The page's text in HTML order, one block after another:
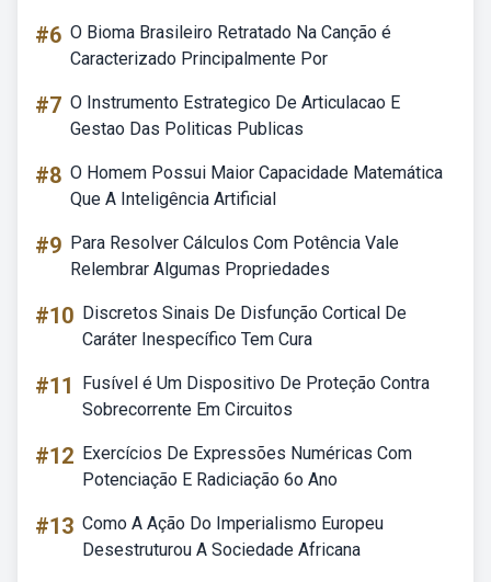
#6 O Bioma Brasileiro Retratado Na Canção é
Caracterizado Principalmente Por
#7 O Instrumento Estrategico De Articulacao E
Gestao Das Politicas Publicas
#8 O Homem Possui Maior Capacidade Matemática
Que A Inteligência Artificial
#9 Para Resolver Cálculos Com Potência Vale
Relembrar Algumas Propriedades
#10 Discretos Sinais De Disfunção Cortical De
Caráter Inespecífico Tem Cura
#11
Fusível é Um Dispositivo De Proteção Contra
Sobrecorrente Em Circuitos
#12 Exercícios De Expressões Numéricas Com
Potenciação E Radiciação 6o Ano
#13 Como A Ação Do Imperialismo Europeu
Desestruturou A Sociedade Africana